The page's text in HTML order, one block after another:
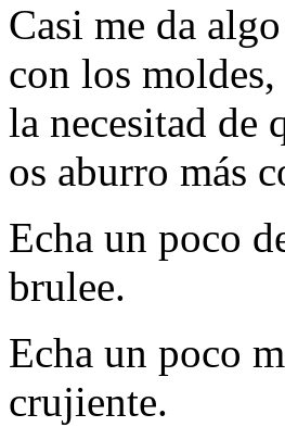
Casi me da
con los
la necesitad de
os aburro más
Echa un poco
brulee.
Echa un poco
crujiente.